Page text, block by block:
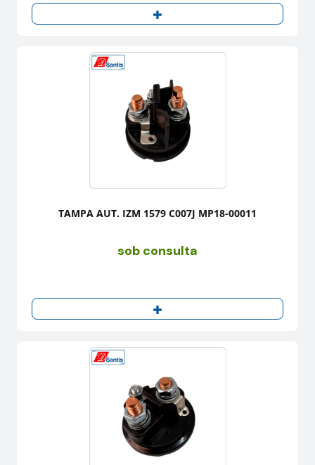
TAMPA AUT. IZM 1579 C007J MP18-00011
sob consulta